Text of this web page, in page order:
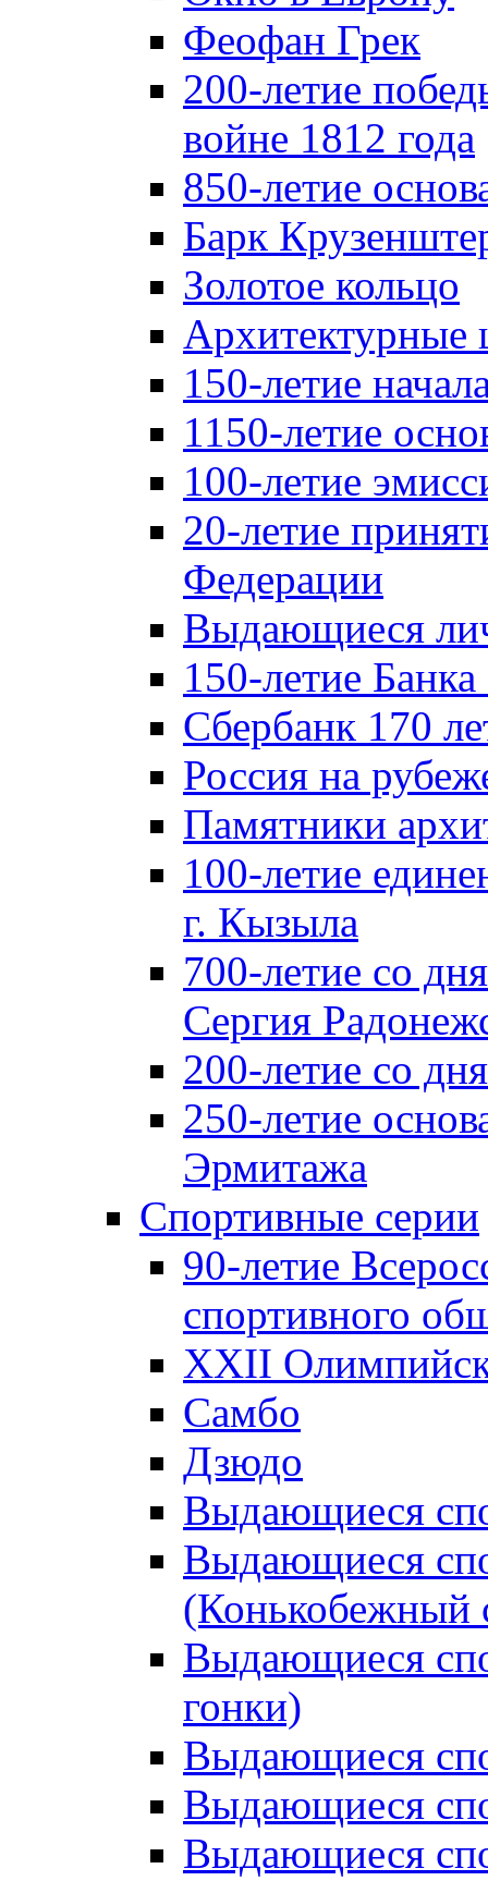
Феофан Грек
200-летие
войне 1812 года
850-летие
Барк
Золотое кольцо
Архитектурные
150-летие
1150-летие
100-летие
20-летие
Федерации
Выдающиеся
150-летие
Сбербанк 170
Россия на
Памятники
100-летие
г. Кызыла
700-летие со
Сергия
200-летие со
250-летие
Эрмитажа
Спортивные серии
90-летие
спортивного
XXII
Самбо
Дзюдо
Выдающиеся
Выдающиеся
(Конькобежный
Выдающиеся
гонки)
Выдающиеся
Выдающиеся
Выдающиеся